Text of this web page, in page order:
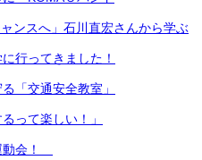
ンスへ」石川直宏さんから学ぶ
行ってきました！
「交通安全教室」
って楽しい！」
動会！